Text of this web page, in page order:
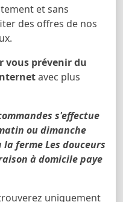
et sans
des offres de nos
vous prévenir du
avec plus
s'effectue
ou dimanche
ferme Les douceurs
à domicile paye
uniquement